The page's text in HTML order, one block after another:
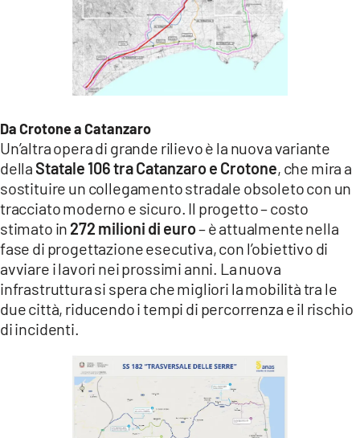
Da Crotone a Catanzaro
Un’altra opera di grande rilievo è la nuova variante
dellaStatale 106 tra Catanzaro e Crotone, che mira a
sostituire un collegamento stradale obsoleto con un
tracciato moderno e sicuro. Il progetto – costo
stimato in 272 milioni di euro– è attualmente nella
fase di progettazione esecutiva, con l’obiettivo di
avviare i lavori nei prossimi anni. La nuova
infrastruttura si spera che migliori la mobilità tra le
due città, riducendo i tempi di percorrenza e il rischio
di incidenti.